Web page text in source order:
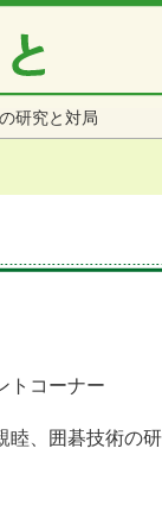
研究と対局
トコーナー
睦、囲碁技術の